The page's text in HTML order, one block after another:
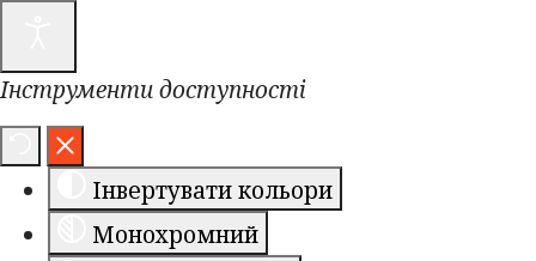
Інструменти доступності
Інвертувати кольори
Монохромний